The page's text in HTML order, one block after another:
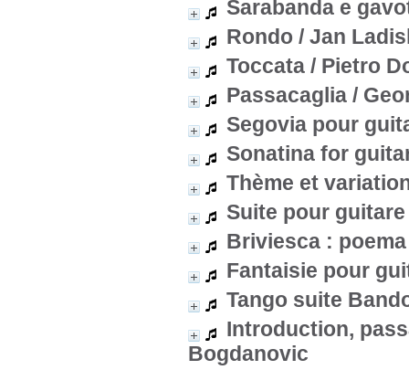
Sarabanda e
Rondo / Jan
Toccata / Pietro
Passacaglia /
Segovia pour
Sonatina for
Thème et
Suite pour guitare
Briviesca :
Fantaisie pour
Tango suite
Introduction,
Bogdanovic